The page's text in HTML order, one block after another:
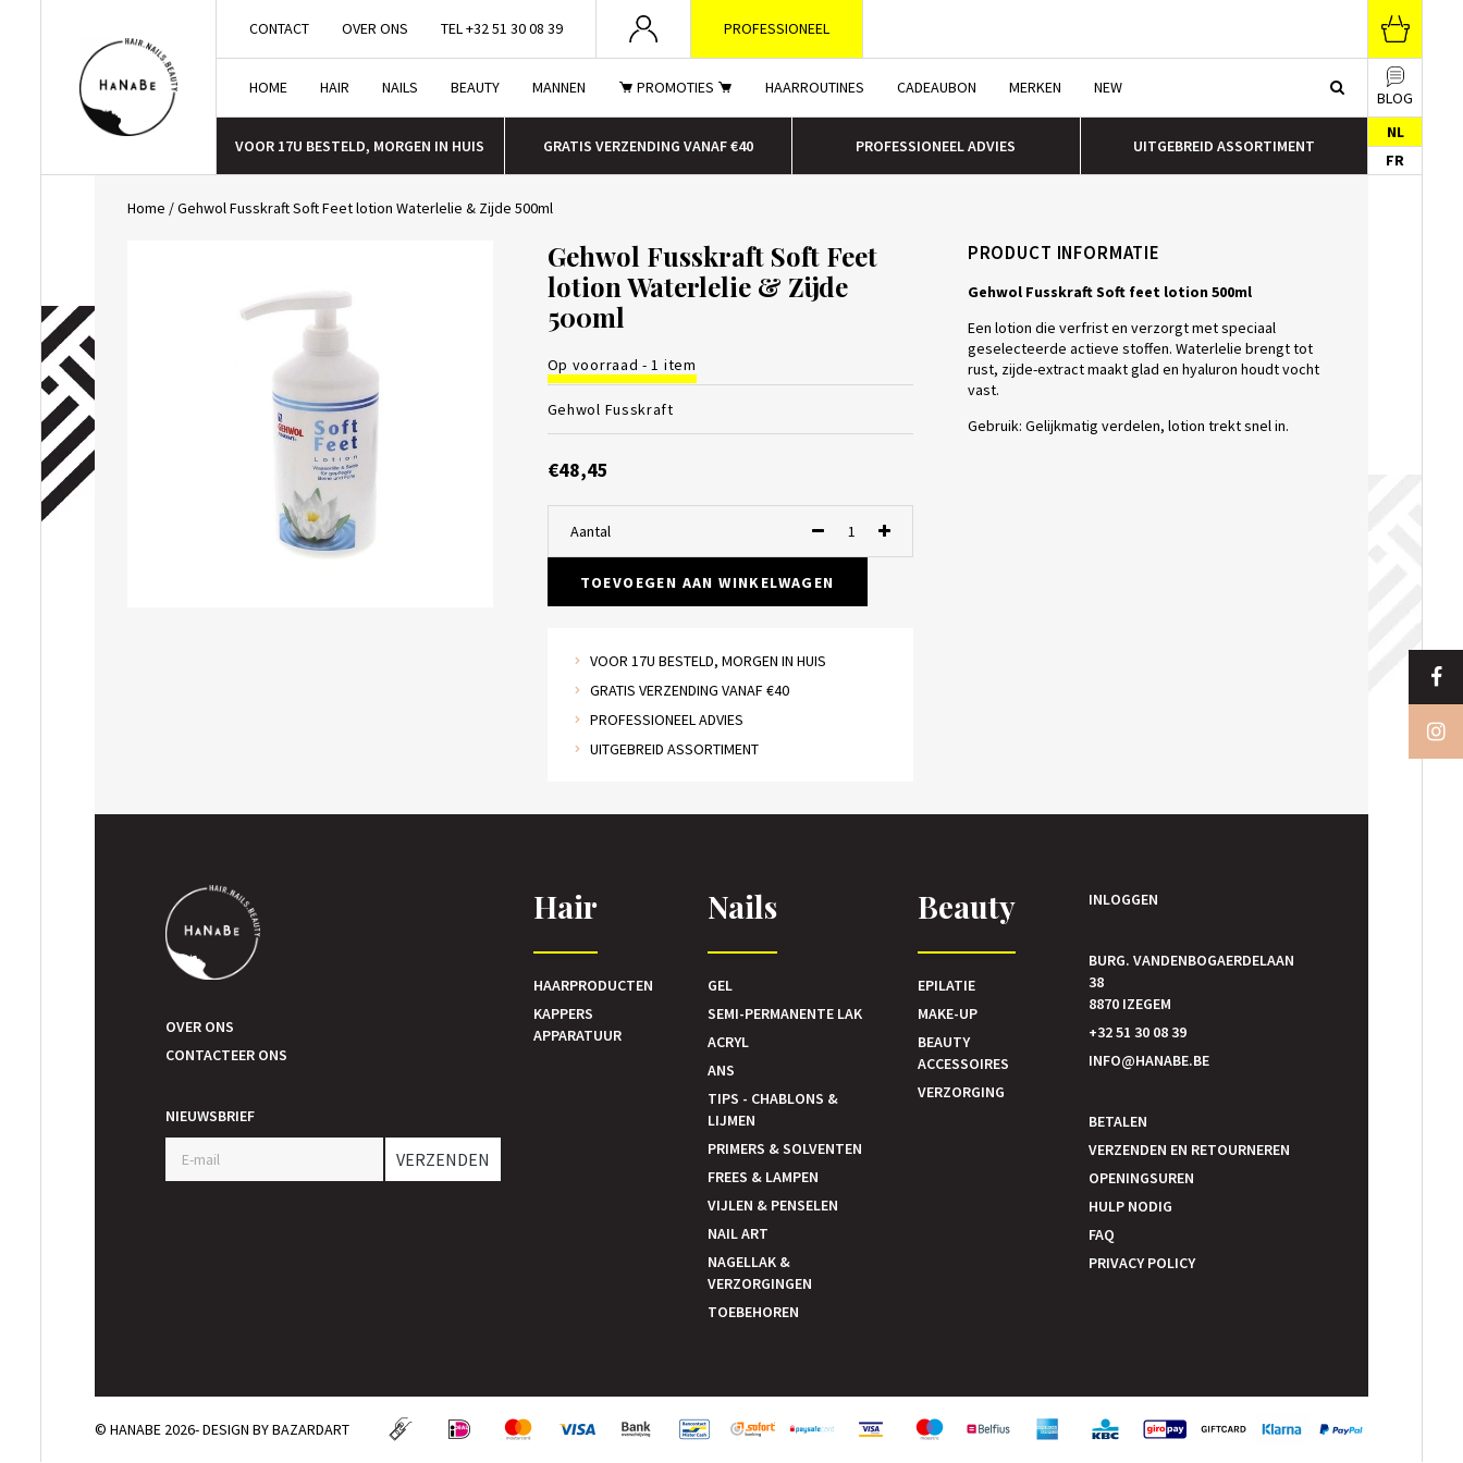
CONTACT OVER ONS TEL +32 51 30 08 39 PROFESSIONEEL
HOME HAIR NAILS BEAUTY MANNEN PROMOTIES HAARROUTINES CADEAUBON MERKEN NEW
BLOG
VOOR 17U BESTELD, MORGEN IN HUIS GRATIS VERZENDING VANAF €40 PROFESSIONEEL ADVIES UITGEBREID ASSORTIMENT
NL
FR
Home /Gehwol Fusskraft Soft Feet lotion Waterlelie & Zijde 500ml
Gehwol Fusskraft Soft Feet
lotion Waterlelie & Zijde
500ml
Op voorraad - 1 item
Gehwol Fusskraft
€48,45
Aantal
TOEVOEGEN AAN WINKELWAGEN
VOOR 17U BESTELD, MORGEN IN HUIS
GRATIS VERZENDING VANAF €40
PROFESSIONEEL ADVIES
UITGEBREID ASSORTIMENT
PRODUCT INFORMATIE
Gehwol Fusskraft Soft feet lotion 500ml
Een lotion die verfrist en verzorgt met speciaal
geselecteerde actieve stoffen. Waterlelie brengt tot
rust, zijde-extract maakt glad en hyaluron houdt vocht
vast.
Gebruik: Gelijkmatig verdelen, lotion trekt snel in.
OVER ONS
CONTACTEER ONS
NIEUWSBRIEF
VERZENDEN
Hair
HAARPRODUCTEN
KAPPERS
APPARATUUR
Nails
GEL
SEMI-PERMANENTE LAK
ACRYL
ANS
TIPS - CHABLONS &
LIJMEN
PRIMERS & SOLVENTEN
FREES & LAMPEN
VIJLEN & PENSELEN
NAIL ART
NAGELLAK &
VERZORGINGEN
TOEBEHOREN
Beauty
EPILATIE
MAKE-UP
BEAUTY
ACCESSOIRES
VERZORGING
INLOGGEN
BURG. VANDENBOGAERDELAAN
38
8870 IZEGEM
+32 51 30 08 39
INFO@HANABE.BE
BETALEN
VERZENDEN EN RETOURNEREN
OPENINGSUREN
HULP NODIG
FAQ
PRIVACY POLICY
© HANABE 2026- DESIGN BYBAZARDART